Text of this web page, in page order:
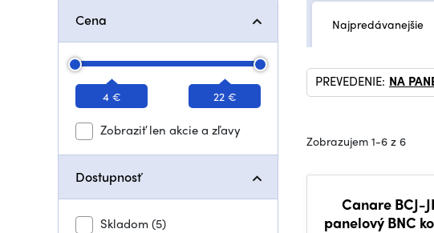
Cena
4 € 22 €
Zobraziť len akcie a zľavy
Dostupnosť
Skladom(5)
Najpredávanejšie
PREVEDENIE: NA
Zobrazujem 1-6 z 6
Canare BCJ-
panelový BNC